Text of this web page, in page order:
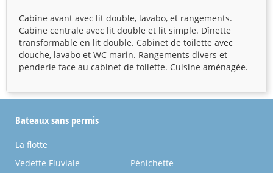
Cabine avant avec lit double, lavabo, et rangements.
Cabine centrale avec lit double et lit simple. Dînette
transformable en lit double. Cabinet de toilette avec
douche, lavabo et WC marin. Rangements divers et
penderie face au cabinet de toilette. Cuisine aménagée.
Bateaux sans permis
La flotte
Vedette Fluviale
Pénichette